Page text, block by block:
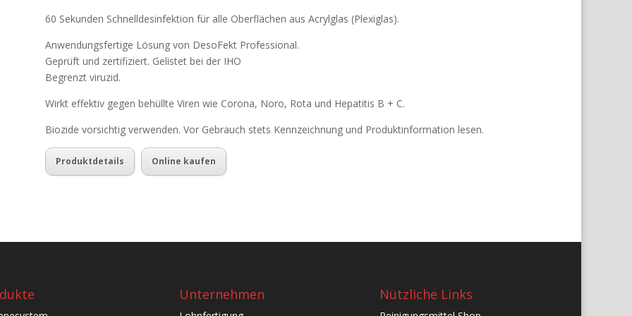
60 Sekunden Schnelldesinfektion für alle Oberflächen aus Acrylglas (Plexiglas).
Anwendungsfertige Lösung von DesoFekt Professional.
Geprüft und zertifiziert. Gelistet bei der IHO
Begrenzt viruzid.
Wirkt effektiv gegen behüllte Viren wie Corona, Noro, Rota und Hepatitis B + C.
Biozide vorsichtig verwenden. Vor Gebrauch stets Kennzeichnung und Produktinformation lesen.
Produktdetails Online kaufen
Unternehmen Nützliche Links